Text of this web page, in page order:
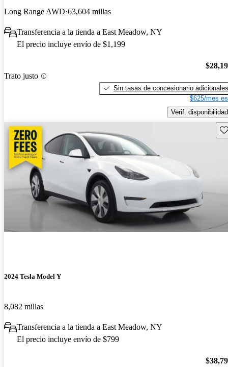
Long Range AWD 63,604 millas
Transferencia a la tienda a East Meadow, NY
El precio incluye envío de $1,199
Trato justo
Sin tasas de concesionario adicionales
$625/mes
Verif. disponibilidad
2024 Tesla Model Y
8,082 millas
Transferencia a la tienda a East Meadow, NY
El precio incluye envío de $799